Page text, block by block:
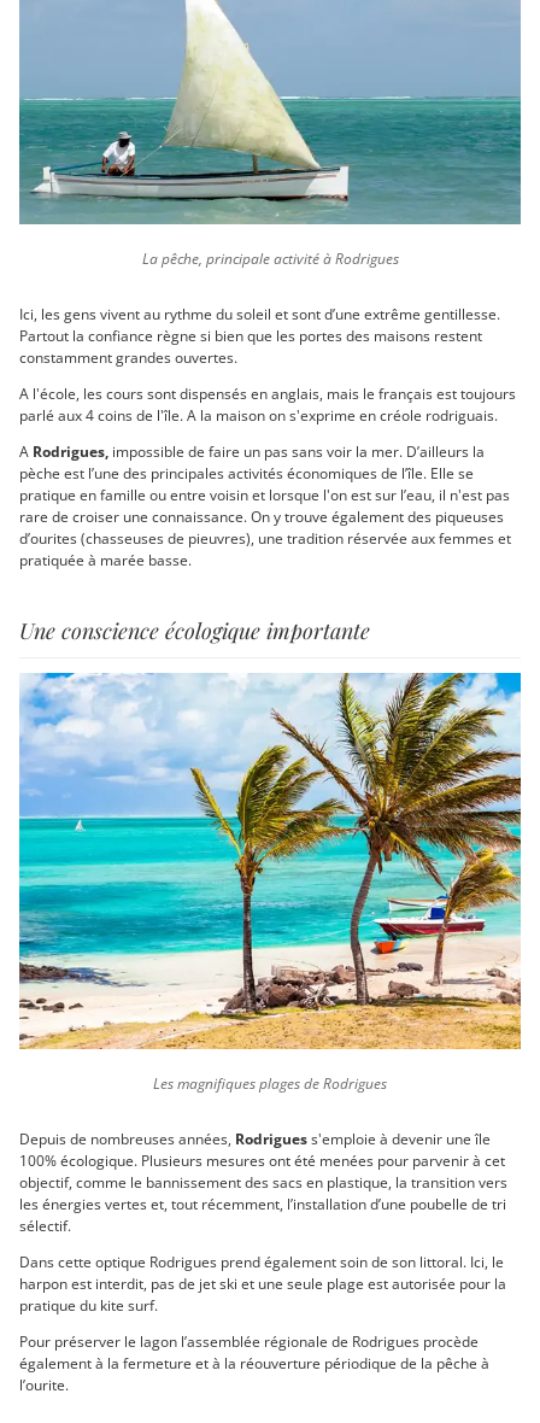
La pêche, principale activité à Rodrigues
Ici, les gens vivent au rythme du soleil et sont d’une extrême gentillesse.
Partout la confiance règne si bien que les portes des maisons restent
constamment grandes ouvertes.
A l'école, les cours sont dispensés en anglais, mais le français est toujours
parlé aux 4 coins de l'île. A la maison on s'exprime en créole rodriguais.
A Rodrigues, impossible de faire un pas sans voir la mer. D’ailleurs la
pèche est l’une des principales activités économiques de l’île. Elle se
pratique en famille ou entre voisin et lorsque l'on est sur l’eau, il n'est pas
rare de croiser une connaissance. On y trouve également des piqueuses
d’ourites (chasseuses de pieuvres), une tradition réservée aux femmes et
pratiquée à marée basse.
Une conscience écologique importante
Depuis de nombreuses années, Rodriguess'emploie à devenir une île
100% écologique. Plusieurs mesures ont été menées pour parvenir à cet
objectif, comme le bannissement des sacs en plastique, la transition vers
les énergies vertes et, tout récemment, l’installation d’une poubelle de tri
sélectif.
Dans cette optique Rodrigues prend également soin de son littoral. Ici, le
harpon est interdit, pas de jet ski et une seule plage est autorisée pour la
pratique du kite surf.
Pour préserver le lagon l’assemblée régionale de Rodrigues procède
également à la fermeture et à la réouverture périodique de la pêche à
l’ourite.
Les magnifiques plages de Rodrigues